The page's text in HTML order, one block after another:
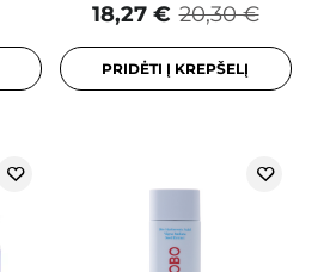
20,30 €
18,27 €
PRIDĖTI Į KREPŠELĮ